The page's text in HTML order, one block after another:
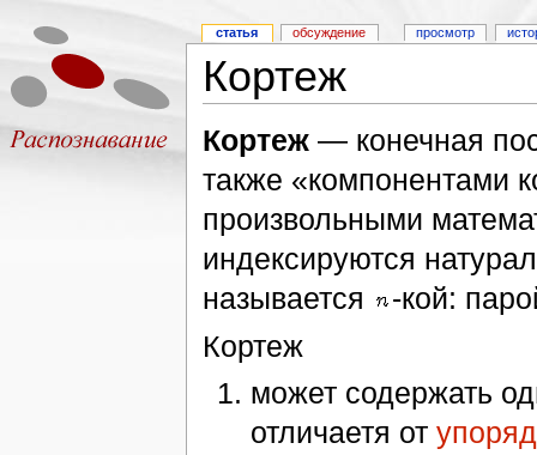
Кортеж
Кортеж— конечная
также «компонентами
произвольными
индексируются
называется
-кой:
Кортеж
может содержать
отличаетя от
статья обсуждение просмотр